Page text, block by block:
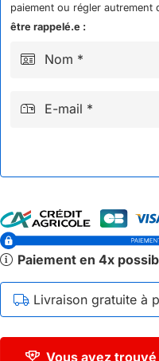
paiement ou régler autrement
être rappelé.e :
Nom *
E-mail *
Paiement en 4x
Livraison gratuite à
Vous avez